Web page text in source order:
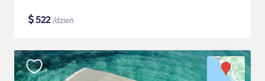
$522/dzień